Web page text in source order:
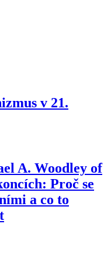
v 21.
A. Woodley of
Proč se
a co to